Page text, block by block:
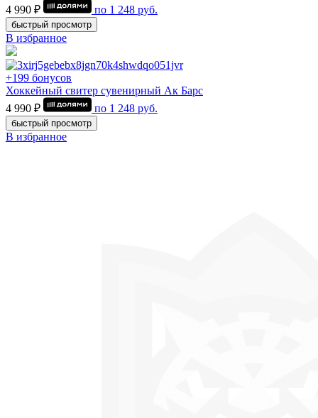
4 990 ₽
по 1 248 руб.
быстрый просмотр
В избранное
+199 бонусов
Хоккейный свитер сувенирный Ак Барс
4 990 ₽
по 1 248 руб.
быстрый просмотр
В избранное